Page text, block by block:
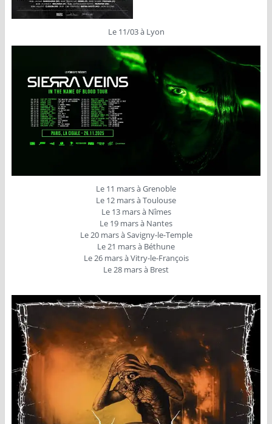
Le 11/03 à Lyon
Le 11 mars à Grenoble
Le 12 mars à Toulouse
Le 13 mars à Nîmes
Le 19 mars à Nantes
Le 20 mars à Savigny-le-Temple
Le 21 mars à Béthune
Le 26 mars à Vitry-le-François
Le 28 mars à Brest